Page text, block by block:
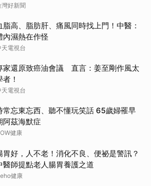
灣好新聞
脂高、脂肪肝、痛風同時找上門！中醫：
內濕熱在作怪
天電視台
家還原致癌油會議 直言：姜至剛作風太
者！
天電視台
常忘東忘西、聽不懂玩笑話 65歲婦罹早
阿茲海默症
健康
胃好，人不老！消化不良、便祕是警訊？
醫師提點老人腸胃養護之道
健康